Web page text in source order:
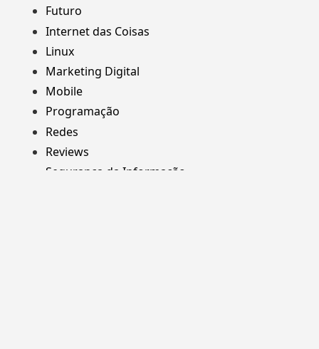
Futuro
Internet das Coisas
Linux
Marketing Digital
Mobile
Programação
Redes
Reviews
Segurança da Informação